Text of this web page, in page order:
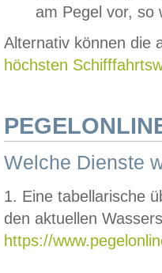
am Pegel vor,
Alternativ können die
höchsten
Welche Dienste
1. Eine tabellarische
den aktuellen
https://